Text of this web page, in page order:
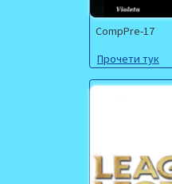
CompPre-17
Прочети тук